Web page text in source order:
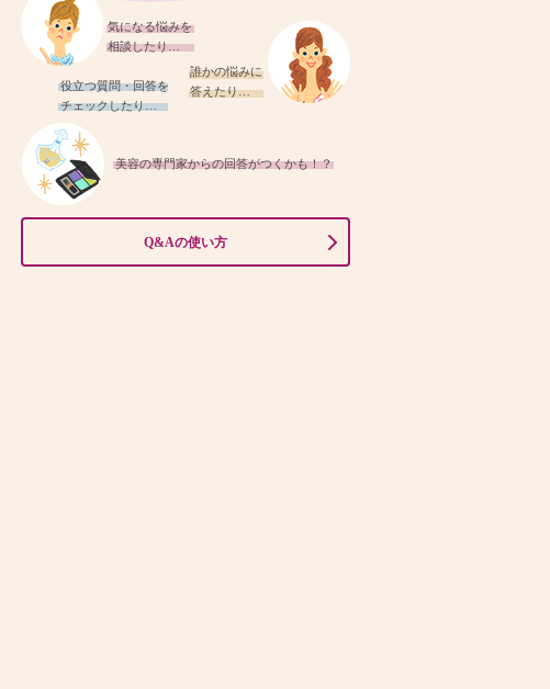
気になる悩みを
相談したり…
誰かの悩みに
答えたり…
役立つ質問・回答を
チェックしたり…
美容の専門家からの回答がつくかも！？
Q&Aの使い方